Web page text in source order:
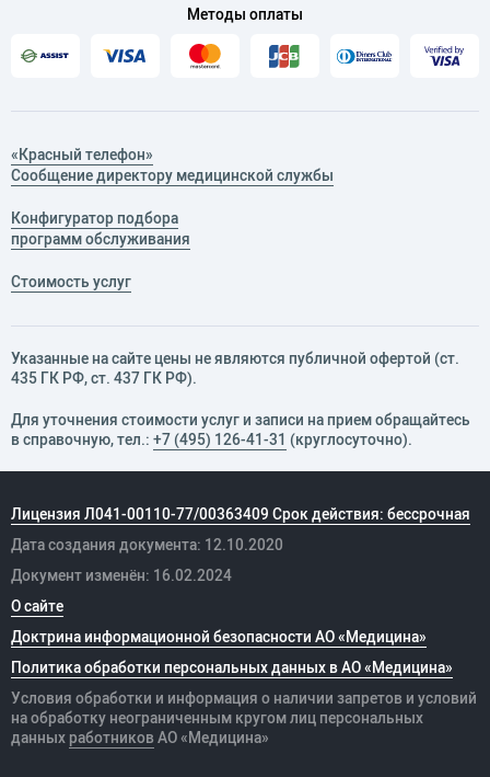
Методы оплаты
«Красный телефон»
Сообщение директору медицинской службы
Конфигуратор подбора
программ обслуживания
Стоимость услуг
Указанные на сайте цены не являются публичной офертой (ст.
435 ГК РФ, cт. 437 ГК РФ).
Для уточнения стоимости услуг и записи на прием обращайтесь
в справочную, тел.: +7 (495) 126-41-31 (круглосуточно).
Лицензия Л041-00110-77/00363409 Срок действия: бессрочная
Дата создания документа: 12.10.2020
Документ изменён: 16.02.2024
О сайте
Доктрина информационной безопасности АО «Медицина»
Политика обработки персональных данных в АО «Медицина»
Условия обработки и информация о наличии запретов и условий
на обработку неограниченным кругом лиц персональных
данных работников АО «Медицина»